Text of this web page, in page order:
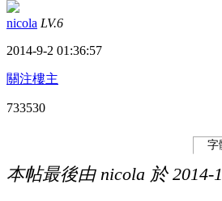
nicola LV.6
2014-9-2 01:36:57
關注樓主
733530
字
本帖最後由 nicola 於 2014-